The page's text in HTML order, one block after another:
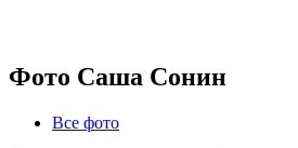
Фото Саша Сонин
Все фото